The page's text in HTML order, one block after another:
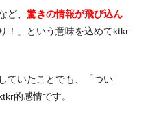
ど、 驚きの情報が飛び込ん
！」という意味を込めてktkr
ていたことでも、「つい
的感情です。